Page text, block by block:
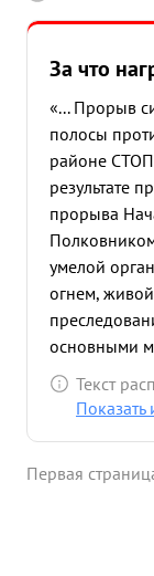
За что
«... Прорыв
полосы
районе
результате
прорыва
умелой
огнем,
основными
Текст
Первая